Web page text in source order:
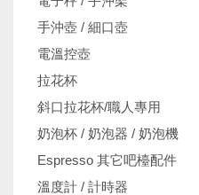
手沖壺 / 細口壺
電溫控壺
拉花杯
斜口拉花杯/職人專用
奶泡杯 / 奶泡器 / 奶泡機
Espresso 其它吧檯配件
溫度計 / 計時器